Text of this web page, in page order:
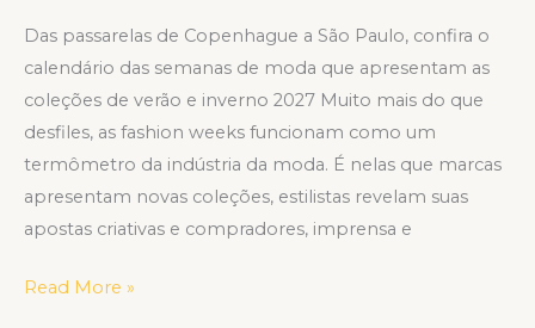
Das passarelas de Copenhague a São Paulo, confira o
calendário das semanas de moda que apresentam as
coleções de verão e inverno 2027 Muito mais do que
desfiles, as fashion weeks funcionam como um
termômetro da indústria da moda. É nelas que marcas
apresentam novas coleções, estilistas revelam suas
apostas criativas e compradores, imprensa e
Read More »